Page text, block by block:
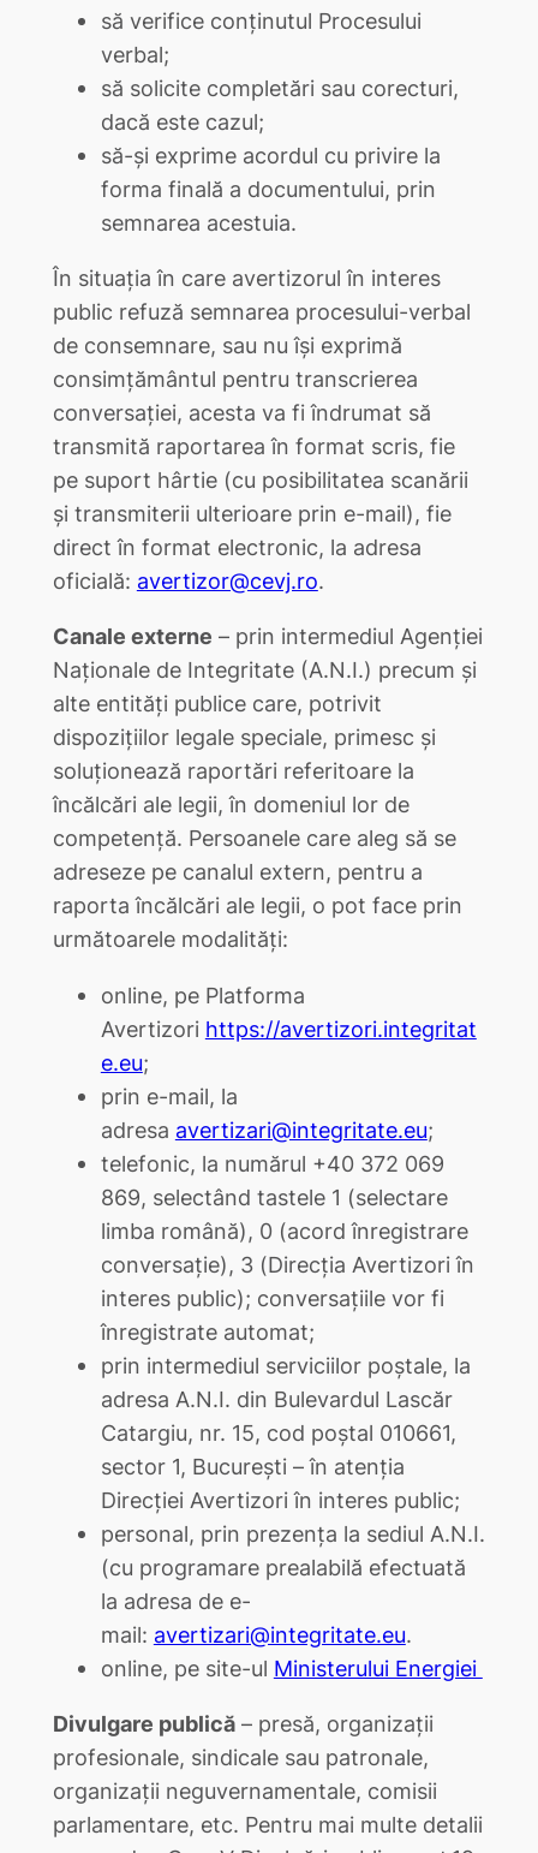
să verifice conținutul Procesului
verbal;
să solicite completări sau corecturi,
dacă este cazul;
să-și exprime acordul cu privire la
forma finală a documentului, prin
semnarea acestuia.
În situația în care avertizorul în interes
public refuză semnarea procesului-verbal
de consemnare, sau nu își exprimă
consimțământul pentru transcrierea
conversației, acesta va fi îndrumat să
transmită raportarea în format scris, fie
pe suport hârtie (cu posibilitatea scanării
și transmiterii ulterioare prin e-mail), fie
direct în format electronic, la adresa
oficială: avertizor@cevj.ro.
Canale externe – prin intermediul Agenției
Naționale de Integritate (A.N.I.) precum și
alte entități publice care, potrivit
dispoziţiilor legale speciale, primesc și
soluționează raportări referitoare la
încălcări ale legii, în domeniul lor de
competență. Persoanele care aleg să se
adreseze pe canalul extern, pentru a
raporta încălcări ale legii, o pot face prin
următoarele modalități:
online, pe Platforma
Avertizori https://avertizori.integritat
e.eu;
prin e-mail, la
adresa avertizari@integritate.eu;
telefonic, la numărul +40 372 069
869, selectând tastele 1 (selectare
limba română), 0 (acord înregistrare
conversație), 3 (Direcția Avertizori în
interes public); conversațiile vor fi
înregistrate automat;
prin intermediul serviciilor poștale, la
adresa A.N.I. din Bulevardul Lascăr
Catargiu, nr. 15, cod poștal 010661,
sector 1, București – în atenția
Direcției Avertizori în interes public;
personal, prin prezența la sediul A.N.I.
(cu programare prealabilă efectuată
la adresa de e-
mail: avertizari@integritate.eu.
online, pe site-ul Ministerului Energiei
Divulgare publică– presă, organizații
profesionale, sindicale sau patronale,
organizații neguvernamentale, comisii
parlamentare, etc. Pentru mai multe detalii